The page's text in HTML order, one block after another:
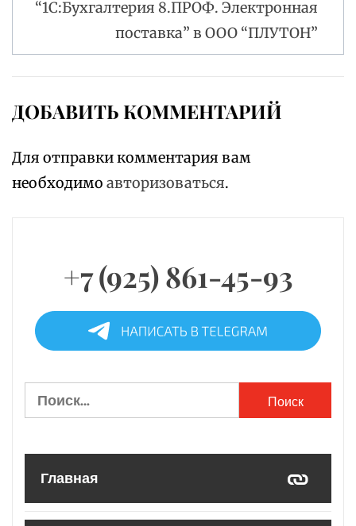
“1С:Бухгалтерия 8.ПРОФ. Электронная
поставка” в ООО “ПЛУТОН”
ДОБАВИТЬ КОММЕНТАРИЙ
Для отправки комментария вам
необходимо авторизоваться.
+7 (925) 861-45-93
Найти:
Главная